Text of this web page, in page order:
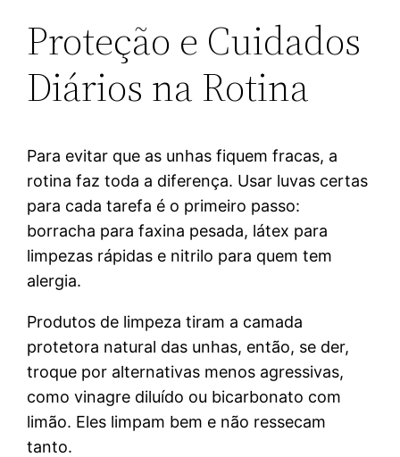
Proteção e Cuidados
Diários na Rotina
Para evitar que as unhas fiquem fracas, a
rotina faz toda a diferença. Usar luvas certas
para cada tarefa é o primeiro passo:
borracha para faxina pesada, látex para
limpezas rápidas e nitrilo para quem tem
alergia.
Produtos de limpeza tiram a camada
protetora natural das unhas, então, se der,
troque por alternativas menos agressivas,
como vinagre diluído ou bicarbonato com
limão. Eles limpam bem e não ressecam
tanto.